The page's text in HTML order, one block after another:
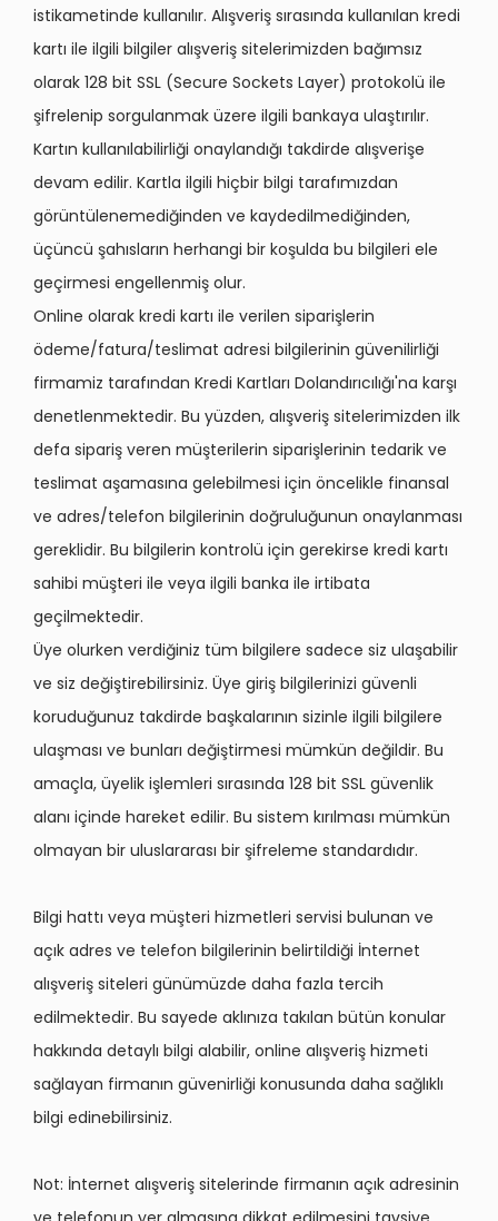
istikametinde kullanılır. Alışveriş sırasında kullanılan kredi
kartı ile ilgili bilgiler alışveriş sitelerimizden bağımsız
olarak 128 bit SSL (Secure Sockets Layer) protokolü ile
şifrelenip sorgulanmak üzere ilgili bankaya ulaştırılır.
Kartın kullanılabilirliği onaylandığı takdirde alışverişe
devam edilir. Kartla ilgili hiçbir bilgi tarafımızdan
görüntülenemediğinden ve kaydedilmediğinden,
üçüncü şahısların herhangi bir koşulda bu bilgileri ele
geçirmesi engellenmiş olur.
Online olarak kredi kartı ile verilen siparişlerin
ödeme/fatura/teslimat adresi bilgilerinin güvenilirliği
firmamiz tarafından Kredi Kartları Dolandırıcılığı'na karşı
denetlenmektedir. Bu yüzden, alışveriş sitelerimizden ilk
defa sipariş veren müşterilerin siparişlerinin tedarik ve
teslimat aşamasına gelebilmesi için öncelikle finansal
ve adres/telefon bilgilerinin doğruluğunun onaylanması
gereklidir. Bu bilgilerin kontrolü için gerekirse kredi kartı
sahibi müşteri ile veya ilgili banka ile irtibata
geçilmektedir.
Üye olurken verdiğiniz tüm bilgilere sadece siz ulaşabilir
ve siz değiştirebilirsiniz. Üye giriş bilgilerinizi güvenli
koruduğunuz takdirde başkalarının sizinle ilgili bilgilere
ulaşması ve bunları değiştirmesi mümkün değildir. Bu
amaçla, üyelik işlemleri sırasında 128 bit SSL güvenlik
alanı içinde hareket edilir. Bu sistem kırılması mümkün
olmayan bir uluslararası bir şifreleme standardıdır.
Bilgi hattı veya müşteri hizmetleri servisi bulunan ve
açık adres ve telefon bilgilerinin belirtildiği İnternet
alışveriş siteleri günümüzde daha fazla tercih
edilmektedir. Bu sayede aklınıza takılan bütün konular
hakkında detaylı bilgi alabilir, online alışveriş hizmeti
sağlayan firmanın güvenirliği konusunda daha sağlıklı
bilgi edinebilirsiniz.
Not: İnternet alışveriş sitelerinde firmanın açık adresinin